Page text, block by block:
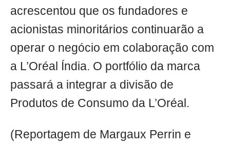
acrescentou que os fundadores e
acionistas minoritários continuarão a
operar o negócio em colaboração com
a L’Oréal Índia. O portfólio da marca
passará a integrar a divisão de
Produtos de Consumo da L’Oréal.
(Reportagem de Margaux Perrin e